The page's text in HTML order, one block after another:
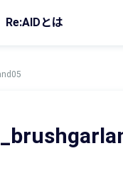
Re:AIDとは